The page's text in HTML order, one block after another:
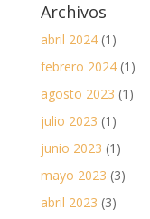
Archivos
abril 2024(1)
febrero 2024(1)
agosto 2023 (1)
julio 2023 (1)
junio 2023 (1)
mayo 2023 (3)
abril 2023 (3)